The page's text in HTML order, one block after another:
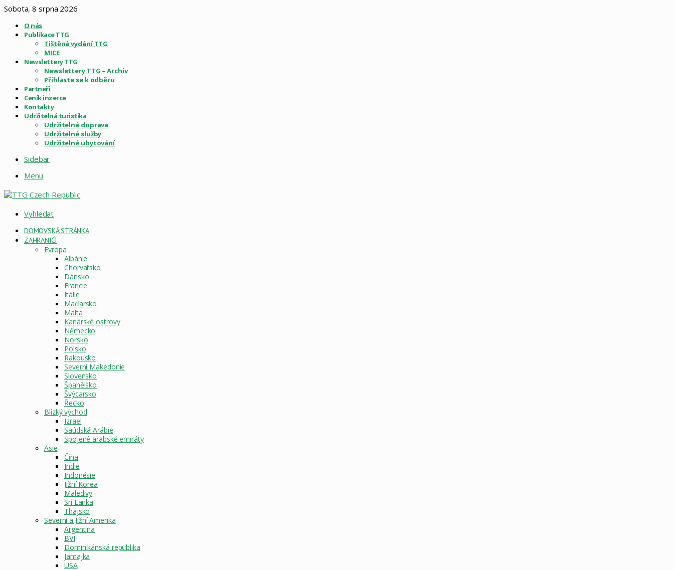
Sobota, 8 srpna 2026
O nás
Publikace TTG
Tištěná vydání TTG
MICE
Newslettery TTG
Newslettery TTG – Archiv
Přihlaste se k odběru
Partneři
Ceník inzerce
Kontakty
Udržitelná turistika
Udržitelná doprava
Udržitelné služby
Udržitelné ubytování
Sidebar
Menu
Vyhledat
DOMOVSKÁ STRÁNKA
ZAHRANIČÍ
Evropa
Albánie
Chorvatsko
Dánsko
Francie
Itálie
Maďarsko
Malta
Kanárské ostrovy
Německo
Norsko
Polsko
Rakousko
Severní Makedonie
Slovensko
Španělsko
Švýcarsko
Řecko
Blízký východ
Izrael
Saúdská Arábie
Spojené arabské emiráty
Asie
Čína
Indie
Indonésie
Jižní Korea
Maledivy
Srí Lanka
Thajsko
Severní a Jižní Amerika
Argentina
BVI
Dominikánská republika
Jamajka
USA